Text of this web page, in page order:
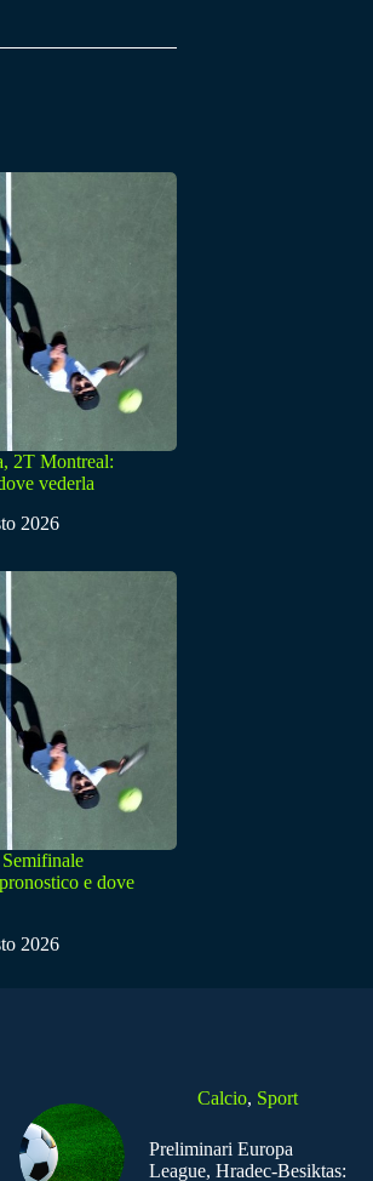
2T Montreal:
vederla
2026
e dove
2026
Calcio, Sport
Preliminari Europa
League, Hradec-Besiktas: